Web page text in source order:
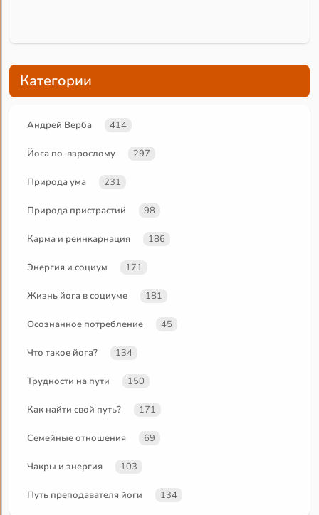
Категории
Андрей Верба 414
Йога по-взрослому 297
Природа ума 231
Природа пристрастий 98
Карма и реинкарнация 186
Энергия и социум 171
Жизнь йога в социуме 181
Осознанное потребление 45
Что такое йога? 134
Трудности на пути 150
Как найти свой путь? 171
Семейные отношения 69
Чакры и энергия 103
Путь преподавателя йоги 134